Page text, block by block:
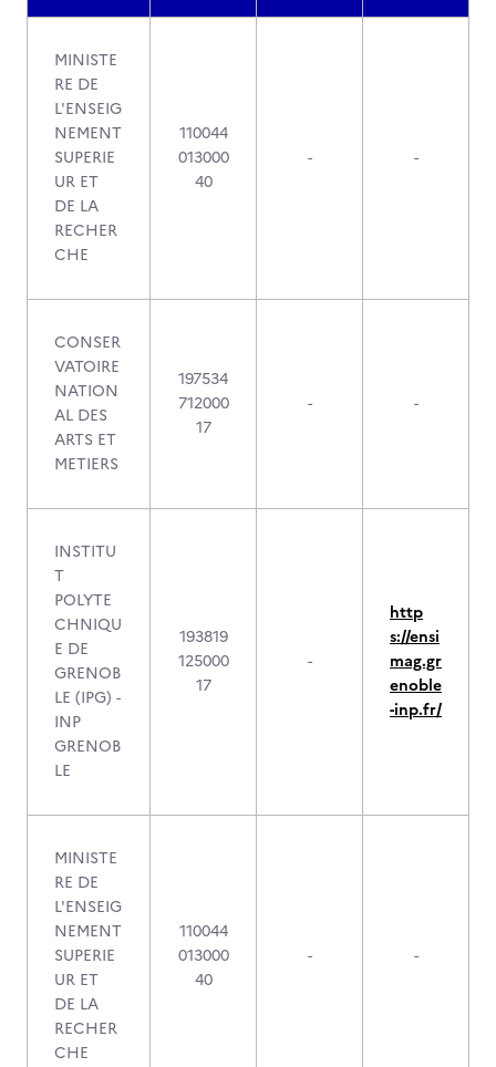
MINISTE
RE DE
L'ENSEIG
NEMENT
SUPERIE
UR ET
DE LA
RECHER
CHE
110044
013000
40
- -
CONSER
VATOIRE
NATION
AL DES
ARTS ET
METIERS
197534
712000
17
- -
INSTITU
T
POLYTE
CHNIQU
E DE
GRENOB
LE (IPG) -
INP
GRENOB
LE
193819
125000
17
-
http
s://ensi
mag.gr
enoble
-inp.fr/
MINISTE
RE DE
L'ENSEIG
NEMENT
SUPERIE
UR ET
DE LA
RECHER
CHE
110044
013000
40
- -